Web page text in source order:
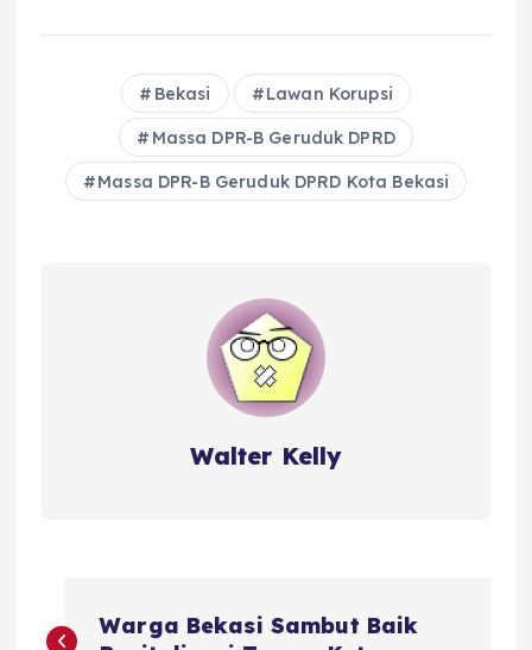
Bekasi Lawan Korupsi
Massa DPR-B Geruduk DPRD
Massa DPR-B Geruduk DPRD Kota Bekasi
Walter Kelly
Warga Bekasi Sambut Baik